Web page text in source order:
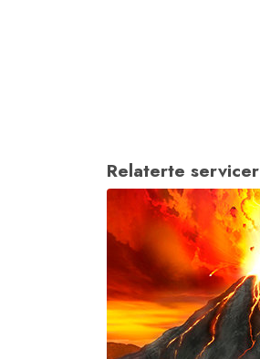
Relaterte servicer